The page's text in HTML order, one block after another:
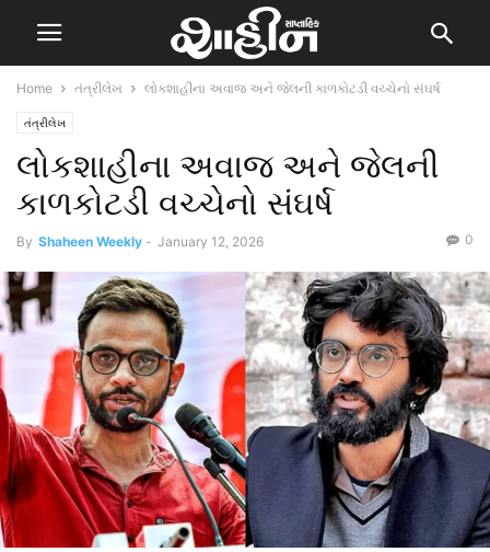
Home તંત્રીલેખ લોકશાહીના અવાજ અને જેલની કાળકોટડી વચ્ચેનો સંઘર્ષ
તંત્રીલેખ
લોકશાહીના અવાજ અને જેલની
કાળકોટડી વચ્ચેનો સંઘર્ષ
By Shaheen Weekly - January 12, 2026 0